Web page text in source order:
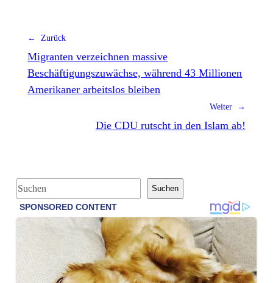
← Zurück
Migranten verzeichnen massive
Beschäftigungszuwächse, während 43 Millionen
Amerikaner arbeitslos bleiben
Weiter →
Die CDU rutscht in den Islam ab!
S
u
Suchen